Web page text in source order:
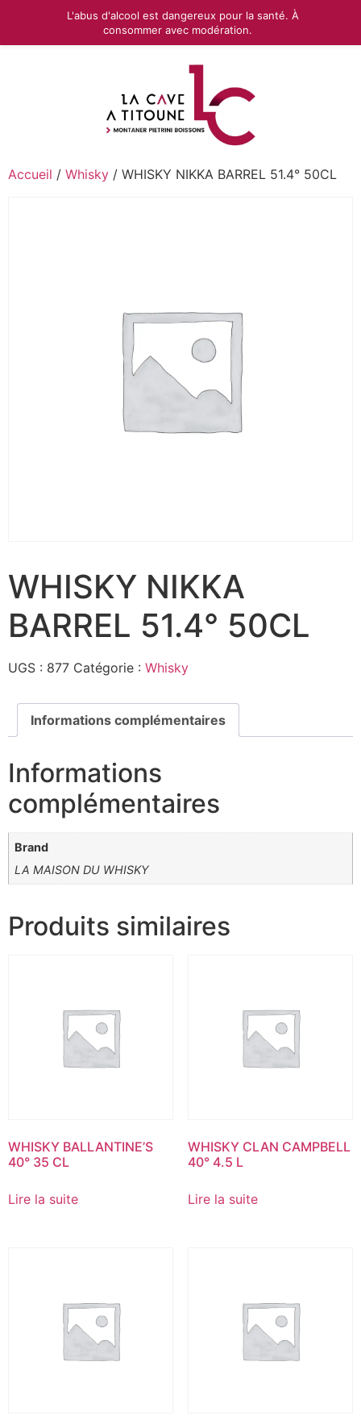
Accueil / Whisky / WHISKY NIKKA BARREL 51.4° 50CL
WHISKY NIKKA
BARREL 51.4° 50CL
UGS : 877 Catégorie : Whisky
Informations complémentaires
Informations
complémentaires
Brand
LA MAISON DU WHISKY
Produits similaires
WHISKY BALLANTINE’S
40° 35 CL
Lire la suite
WHISKY CLAN CAMPBELL
40° 4.5 L
Lire la suite
L'abus d'alcool est dangereux pour la santé. À
consommer avec modération.